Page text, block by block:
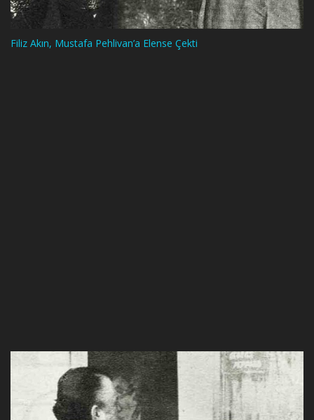
Filiz Akın, Mustafa Pehlivan’a Elense Çekti